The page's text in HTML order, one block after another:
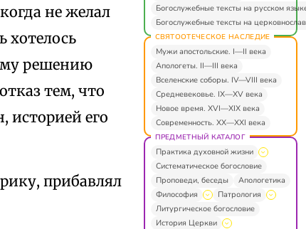
не желал
хотелось
решению
тем, что
историей его
прибавлял
Богослужебные тексты на русском
Богослужебные тексты на
СВЯТООТЕЧЕСКОЕ НАСЛЕДИЕ
Мужи апостольские. I—II века
Апологеты. II—III века
Вселенские соборы. IV—VIII века
Средневековье. IX—XV века
Новое время. XVI—XIX века
Современность. XX—XXI века
ПРЕДМЕТНЫЙ КАТАЛОГ
Практика духовной жизни
Систематическое богословие
Проповеди, беседы
Апологетика
Философия
Патрология
Литургическое богословие
История Церкви